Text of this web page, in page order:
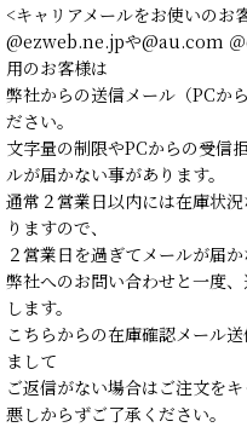
<キャリアメールをお使いのお
@ezweb.ne.jpや@au.com
用のお客様は
弊社からの送信メール（PCか
ださい。
文字量の制限やPCからの受信
ルが届かない事があります。
通常２営業日以内には在庫状
りますので、
２営業日を過ぎてメールが届
弊社へのお問い合わせと一度
します。
こちらからの在庫確認メール
まして
ご返信がない場合はご注文をキ
悪しからずご了承ください。